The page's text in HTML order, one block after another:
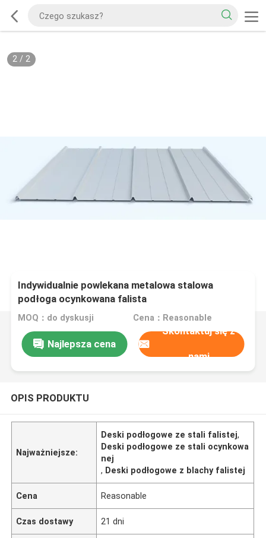
2/ 2
Indywidualnie powlekana metalowa stalowa
podłoga ocynkowana falista
MOQ：do dyskusji Cena：Reasonable
Najlepsza cena
Skontaktuj się z
nami
OPIS PRODUKTU
Najważniejsze:
Deski podłogowe ze stali falistej,
Deski podłogowe ze stali ocynkowa
nej
, Deski podłogowe z blachy falistej
Cena Reasonable
Czas dostawy 21 dni